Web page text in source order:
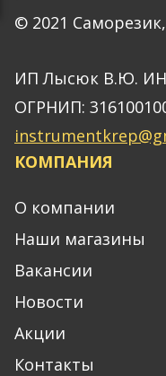
© 2021
ИП Лысюк В.Ю.
ОГРНИП:
КОМПАНИЯ
О компании
Наши магазины
Вакансии
Новости
Акции
Контакты